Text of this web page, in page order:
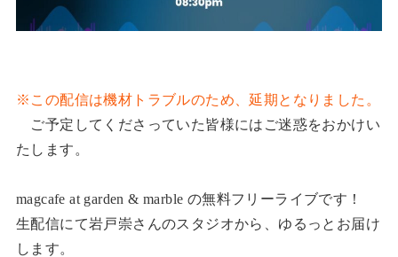
※この配信は機材トラブルのため、延期となりました。
ご予定してくださっていた皆様にはご迷惑をおかけい
たします。
magcafe at garden & marble の無料フリーライブです！
生配信にて岩戸崇さんのスタジオから、ゆるっとお届け
します。